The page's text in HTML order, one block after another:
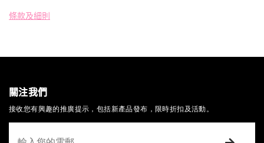
條款及細則
關注我們
接收您有興趣的推廣提示，包括新產品發布，限時折扣及活動。